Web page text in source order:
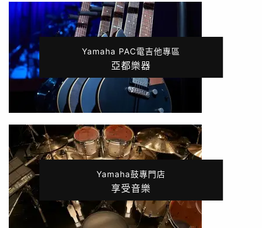
Yamaha PAC電吉他專區
亞都樂器
Yamaha鼓專門店
享受音樂